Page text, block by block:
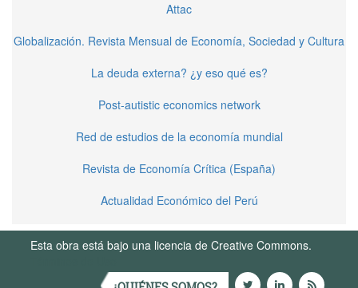
Attac
Globalización. Revista Mensual de Economía, Sociedad y Cultura
La deuda externa? ¿y eso qué es?
Post-autistic economics network
Red de estudios de la economía mundial
Revista de Economía Crítica (España)
Actualidad Económico del Perú
Esta obra está bajo una licencia de Creative Commons.